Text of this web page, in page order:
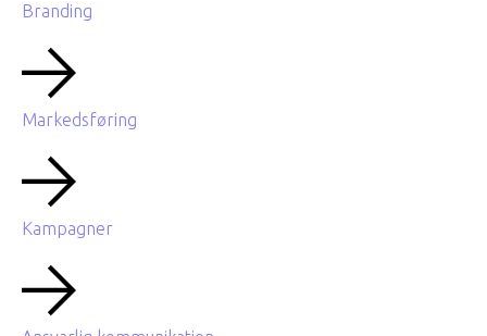
Branding
Markedsføring
Kampagner